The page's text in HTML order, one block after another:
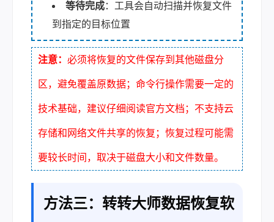
等待完成：工具会自动扫描并恢复文件
到指定的目标位置
注意： 必须将恢复的文件保存到其他磁盘分
区，避免覆盖原数据；命令行操作需要一定的
技术基础，建议仔细阅读官方文档；不支持云
存储和网络文件共享的恢复；恢复过程可能需
要较长时间，取决于磁盘大小和文件数量。
方法三：转转大师数据恢复软